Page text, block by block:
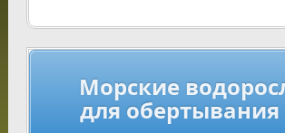
Навигация
записям
Морские
для